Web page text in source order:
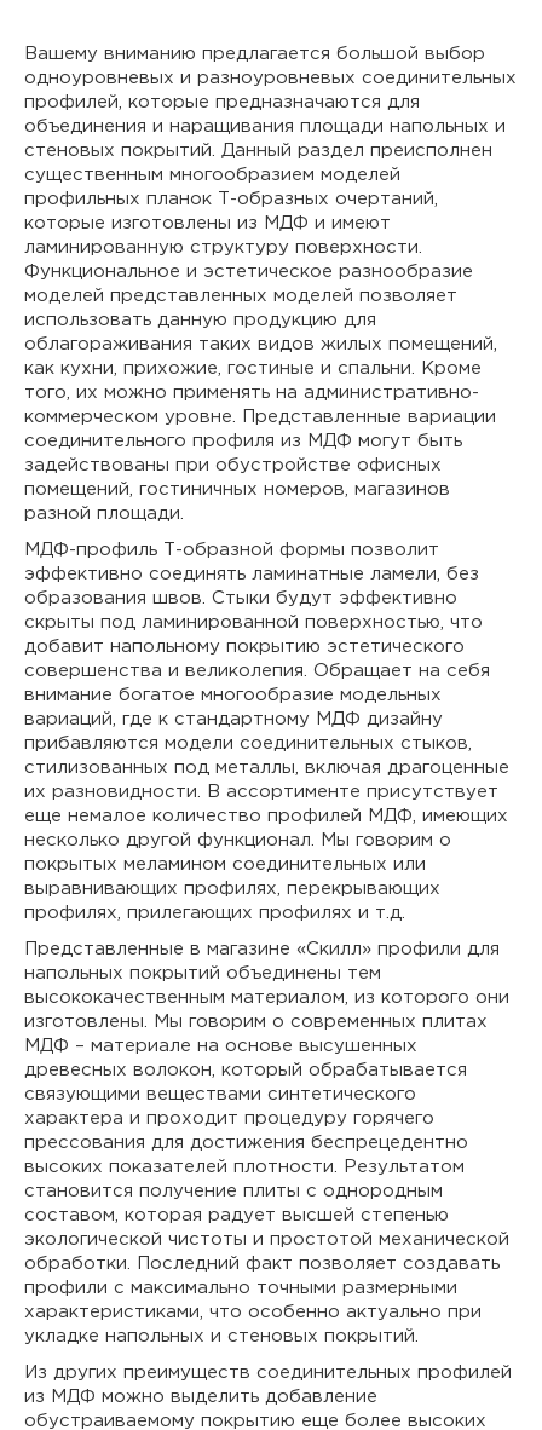
Вашему вниманию предлагается большой выбор
одноуровневых и разноуровневых соединительных
профилей, которые предназначаются для
объединения и наращивания площади напольных и
стеновых покрытий. Данный раздел преисполнен
существенным многообразием моделей
профильных планок Т-образных очертаний,
которые изготовлены из МДФ и имеют
ламинированную структуру поверхности.
Функциональное и эстетическое разнообразие
моделей представленных моделей позволяет
использовать данную продукцию для
облагораживания таких видов жилых помещений,
как кухни, прихожие, гостиные и спальни. Кроме
того, их можно применять на административно-
коммерческом уровне. Представленные вариации
соединительного профиля из МДФ могут быть
задействованы при обустройстве офисных
помещений, гостиничных номеров, магазинов
разной площади.
МДФ-профиль Т-образной формы позволит
эффективно соединять ламинатные ламели, без
образования швов. Стыки будут эффективно
скрыты под ламинированной поверхностью, что
добавит напольному покрытию эстетического
совершенства и великолепия. Обращает на себя
внимание богатое многообразие модельных
вариаций, где к стандартному МДФ дизайну
прибавляются модели соединительных стыков,
стилизованных под металлы, включая драгоценные
их разновидности. В ассортименте присутствует
еще немалое количество профилей МДФ, имеющих
несколько другой функционал. Мы говорим о
покрытых меламином соединительных или
выравнивающих профилях, перекрывающих
профилях, прилегающих профилях и т.д.
Представленные в магазине «Скилл» профили для
напольных покрытий объединены тем
высококачественным материалом, из которого они
изготовлены. Мы говорим о современных плитах
МДФ – материале на основе высушенных
древесных волокон, который обрабатывается
связующими веществами синтетического
характера и проходит процедуру горячего
прессования для достижения беспрецедентно
высоких показателей плотности. Результатом
становится получение плиты с однородным
составом, которая радует высшей степенью
экологической чистоты и простотой механической
обработки. Последний факт позволяет создавать
профили с максимально точными размерными
характеристиками, что особенно актуально при
укладке напольных и стеновых покрытий.
Из других преимуществ соединительных профилей
из МДФ можно выделить добавление
обустраиваемому покрытию еще более высоких